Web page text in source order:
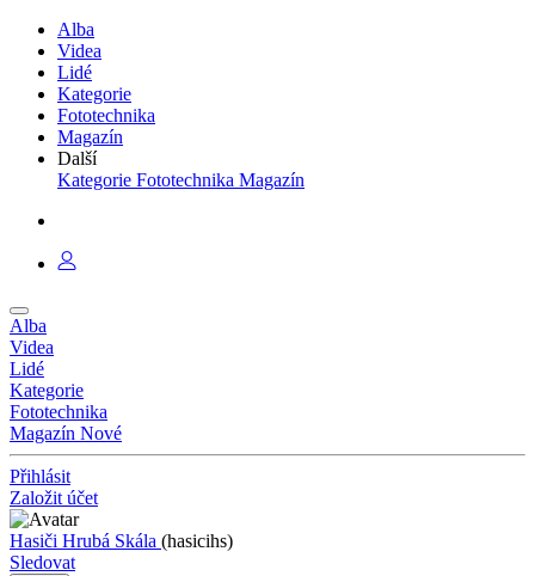
Alba
Videa
Lidé
Kategorie
Fototechnika
Magazín
Další
Kategorie Fototechnika Magazín
Alba
Videa
Lidé
Kategorie
Fototechnika
Magazín Nové
Přihlásit
Založit účet
Hasiči Hrubá Skála (hasicihs)
Sledovat